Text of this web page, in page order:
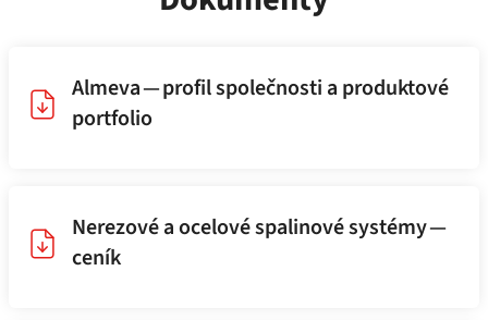
Almeva — profil společnosti a produktové
portfolio
Nerezové a ocelové spalinové systémy —
ceník